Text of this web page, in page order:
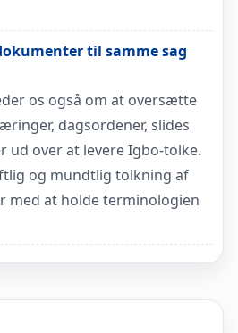
til samme sag
os også om at oversætte
dagsordener, slides
ud over at levere Igbo-tolke.
og mundtlig tolkning af
med at holde terminologien